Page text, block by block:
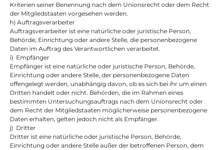
Kriterien seiner Benennung nach dem Unionsrecht oder dem Recht
der Mitgliedstaaten vorgesehen werden.
h) Auftragsverarbeiter
Auftragsverarbeiter ist eine natürliche oder juristische Person,
Behörde, Einrichtung oder andere Stelle, die personenbezogene
Daten im Auftrag des Verantwortlichen verarbeitet.
i)  Empfänger
Empfänger ist eine natürliche oder juristische Person, Behörde,
Einrichtung oder andere Stelle, der personenbezogene Daten
offengelegt werden, unabhängig davon, ob es sich bei ihr um einen
Dritten handelt oder nicht. Behörden, die im Rahmen eines
bestimmten Untersuchungsauftrags nach dem Unionsrecht oder
dem Recht der Mitgliedstaaten möglicherweise personenbezogene
Daten erhalten, gelten jedoch nicht als Empfänger.
j)  Dritter
Dritter ist eine natürliche oder juristische Person, Behörde,
Einrichtung oder andere Stelle außer der betroffenen Person, dem